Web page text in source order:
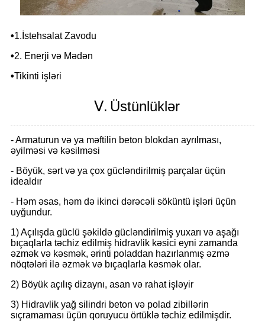
•1.İstehsalat Zavodu
•2. Enerji və Mədən
•Tikinti işləri
Ⅴ. Üstünlüklər
- Armaturun və ya məftilin beton blokdan ayrılması,
əyilməsi və kəsilməsi
- Böyük, sərt və ya çox gücləndirilmiş parçalar üçün
idealdır
- Həm əsas, həm də ikinci dərəcəli söküntü işləri üçün
uyğundur.
1) Açılışda güclü şəkildə gücləndirilmiş yuxarı və aşağı
bıçaqlarla təchiz edilmiş hidravlik kəsici eyni zamanda
əzmək və kəsmək, ərinti poladdan hazırlanmış əzmə
nöqtələri ilə əzmək və bıçaqlarla kəsmək olar.
2) Böyük açılış dizaynı, asan və rahat işləyir
3) Hidravlik yağ silindri beton və polad zibillərin
sıçramaması üçün qoruyucu örtüklə təchiz edilmişdir.